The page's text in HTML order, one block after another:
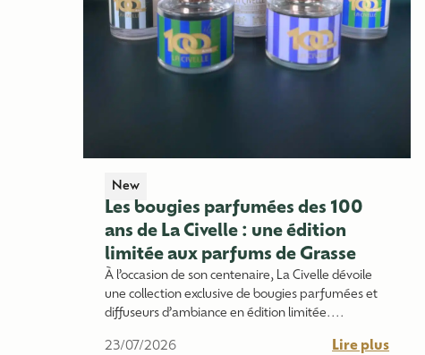
New
Les bougies parfumées des 100
ans de La Civelle : une édition
limitée aux parfums de Grasse
À l’occasion de son centenaire, La Civelle dévoile
une collection exclusive de bougies parfumées et
diffuseurs d’ambiance en édition limitée....
23/07/2026 Lire plus